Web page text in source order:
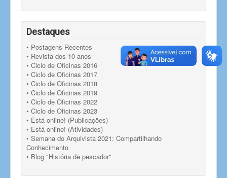
Destaques
• Postagens Recentes
• Revista dos 10 anos
• Ciclo de Oficinas 2016
• Ciclo de Oficinas 2017
• Ciclo de Oficinas 2018
• Ciclo de Oficinas 2019
• Ciclo de Oficinas 2022
• Ciclo de Oficinas 2023
• Está online! (Publicações)
• Está online! (Atividades)
• Semana do Arquivista 2021: Compartilhando
Conhecimento
• Blog "História de pescador"